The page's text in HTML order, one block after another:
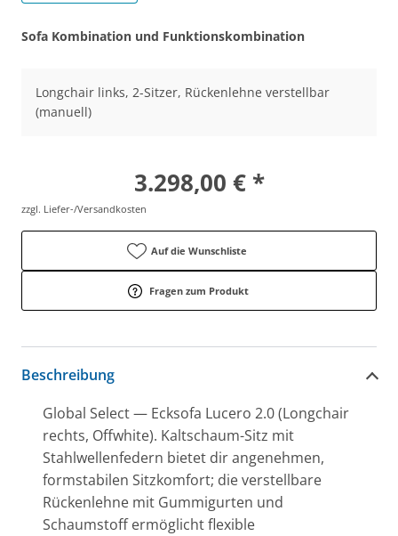
Sofa Kombination und Funktionskombination
Longchair links, 2-Sitzer, Rückenlehne verstellbar
(manuell)
3.298,00 € *
zzgl. Liefer-/Versandkosten
Auf die Wunschliste
Fragen zum Produkt
Beschreibung
Global Select — Ecksofa Lucero 2.0 (Longchair
rechts, Offwhite). Kaltschaum-Sitz mit
Stahlwellenfedern bietet dir angenehmen,
formstabilen Sitzkomfort; die verstellbare
Rückenlehne mit Gummigurten und
Schaumstoff ermöglicht flexible